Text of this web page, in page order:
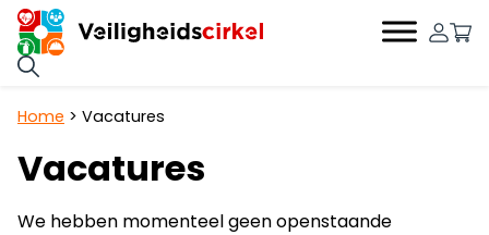
Hoofdnavigatie
Home > Vacatures
Vacatures
We hebben momenteel geen openstaande